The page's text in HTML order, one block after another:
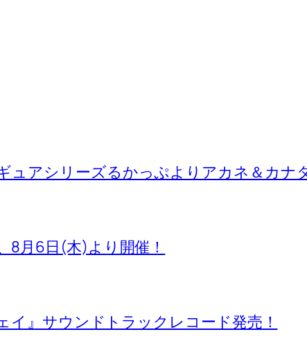
ュアシリーズるかっぷよりアカネ＆カナ
8月6日(木)より開催！
』サウンドトラックレコード発売！